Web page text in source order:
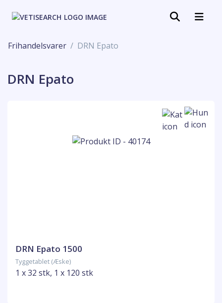
Frihandelsvarer DRN Epato
DRN Epato
DRN Epato 1500
Tyggetablet (Æske)
1 x 32 stk, 1 x 120 stk